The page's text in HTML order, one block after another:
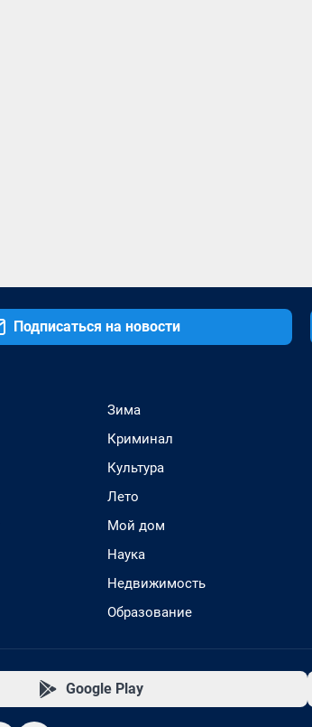
Подписаться на новости
Зима
Криминал
Культура
Лето
Мой дом
Наука
Недвижимость
Образование
Google Play